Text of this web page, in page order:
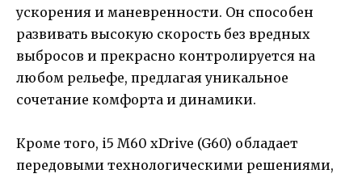
ускорения и маневренности. Он способен
развивать высокую скорость без вредных
выбросов и прекрасно контролируется на
любом рельефе, предлагая уникальное
сочетание комфорта и динамики.
Кроме того, i5 M60 xDrive (G60) обладает
передовыми технологическими решениями,